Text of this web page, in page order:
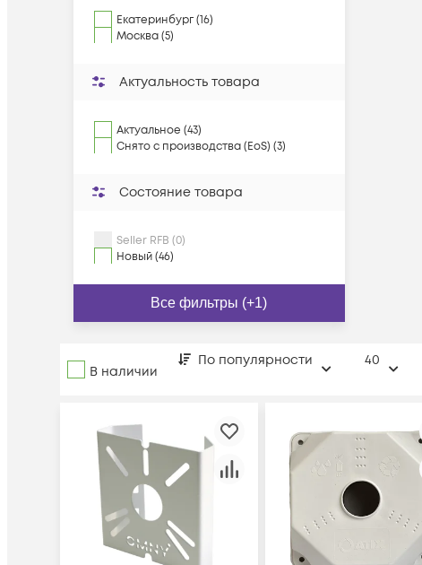
Екатеринбург (16)
Москва (5)
Актуальность товара
Актуальное (43)
Снято с производства (EoS) (3)
Состояние товара
Seller RFB (0)
Новый (46)
Все фильтры (+1)
В наличии
По популярности 40